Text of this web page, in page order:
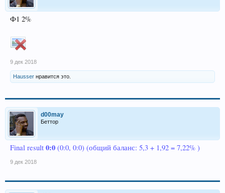
Ф1 2%
9 дек 2018
Hausser нравится это.
d00may
Беттор
Final result 0:0 (0:0, 0:0) (общий баланс: 5,3 + 1,92 = 7,22% )
9 дек 2018